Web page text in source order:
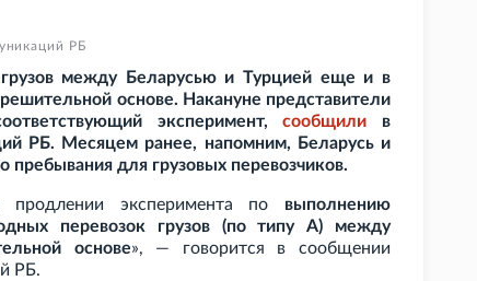
РБ
между Беларусью и Турцией еще и в
основе. Накануне представители
эксперимент,сообщили в
РБ. Месяцем ранее, напомним, Беларусь и
пребывания для грузовых перевозчиков.
эксперимента по выполнению
перевозок грузов (по типу А) между
основе», — говорится в сообщении
РБ.